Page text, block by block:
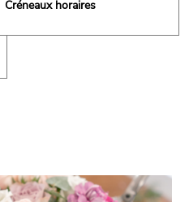
Créneaux horaires